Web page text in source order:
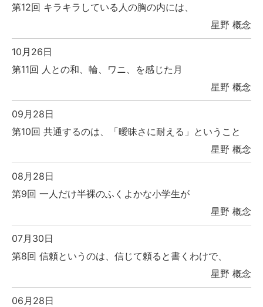
第12回 キラキラしている人の胸の内には、
星野 概念
10月26日
第11回 人との和、輪、ワニ、を感じた月
星野 概念
09月28日
第10回 共通するのは、「曖昧さに耐える」ということ
星野 概念
08月28日
第9回 一人だけ半裸のふくよかな小学生が
星野 概念
07月30日
第8回 信頼というのは、信じて頼ると書くわけで、
星野 概念
06月28日